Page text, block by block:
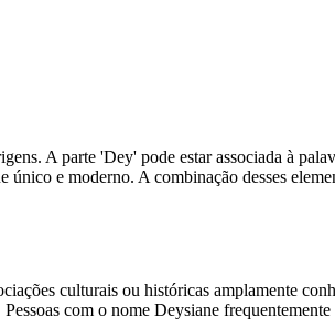
A parte 'Dey' pode estar associada à
e moderno. A combinação desses
culturais ou históricas amplamente
com o nome Deysiane